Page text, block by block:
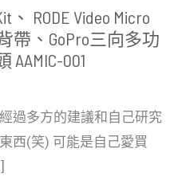
、 RODE Video Micro
帶、GoPro三向多功
001
過多方的建議和自己研究
西(笑) 可能是自己愛買